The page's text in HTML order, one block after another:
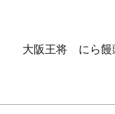
大阪王将 にら饅